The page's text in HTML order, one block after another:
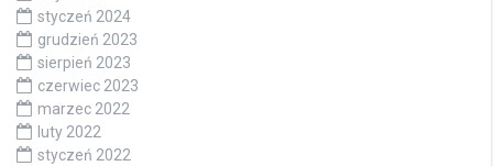
styczeń 2024
grudzień 2023
sierpień 2023
czerwiec 2023
marzec 2022
luty 2022
styczeń 2022